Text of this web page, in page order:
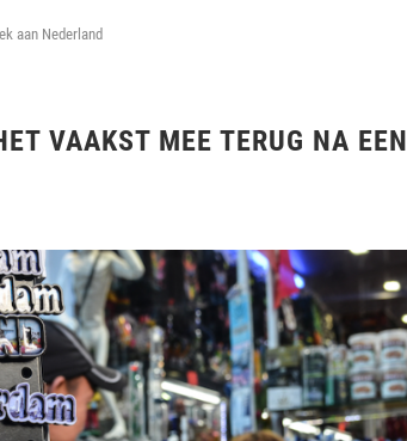
aan Nederland
VAAKST MEE TERUG NA EEN